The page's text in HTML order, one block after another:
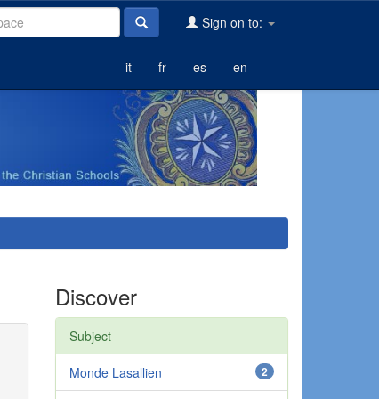
Sign on to:
it fr es en
Discover
Subject
2
Monde Lasallien